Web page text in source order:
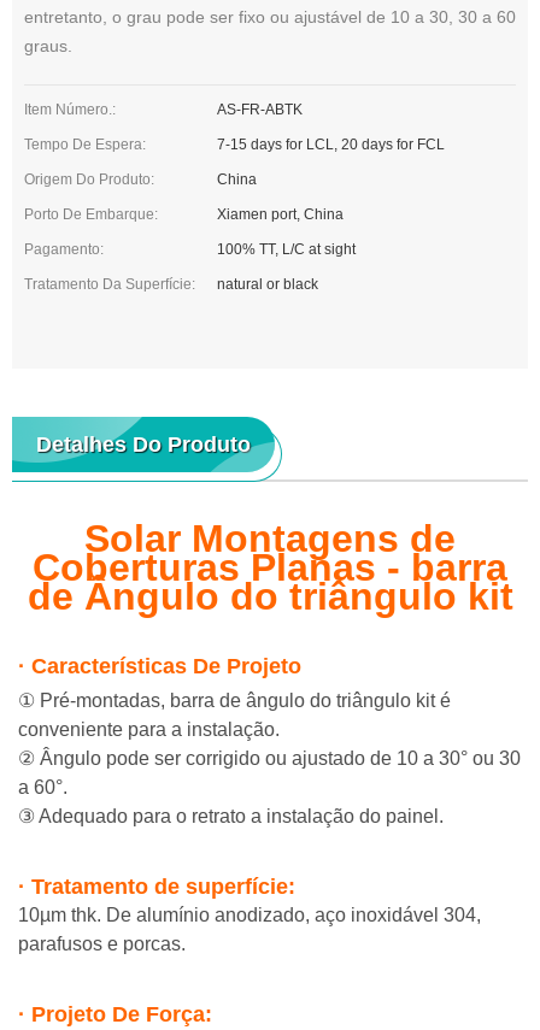
entretanto, o grau pode ser fixo ou ajustável de 10 a 30, 30 a 60
graus.
Item Número.: AS-FR-ABTK
Tempo De Espera: 7-15 days for LCL, 20 days for FCL
Origem Do Produto: China
Porto De Embarque: Xiamen port, China
Pagamento: 100% TT, L/C at sight
Tratamento Da Superfície: natural or black
Detalhes Do Produto
Solar Montagens de
Coberturas Planas - barra
de Ângulo do triângulo kit
· Características De Projeto
① Pré-montadas, barra de ângulo do triângulo kit é
conveniente para a instalação.
② Ângulo pode ser corrigido ou ajustado de 10 a 30° ou 30
a 60°.
③ Adequado para o retrato a instalação do painel.
· Tratamento de superfície:
10µm thk. De alumínio anodizado, aço inoxidável 304,
parafusos e porcas.
· Projeto De Força: